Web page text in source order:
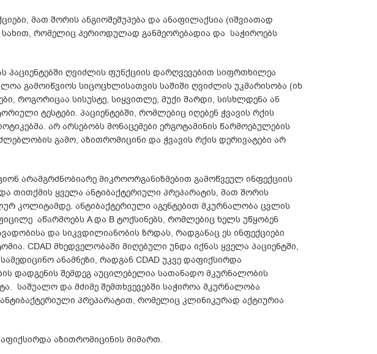
მათ შორის ანგიოშეშუპება და ანაფილაქსია (იშვიათად
სახით, რომელიც პერიოდულად განმეორებადია და საჭიროებს
პაციენტებში ღვიძლის ფუნქციის დარღვევებით სიფრთხილეა
გამოიწვიოს სიცოცხლისათვის საშიში ღვიძლის უკმარისობა (იხ
როგორიცაა სისუსტე, სიყვითლე, მუქი შარდი, სისხლდენა ან
ტესტები. პაციენტებში, რომლებიც იღებენ ჭვავის რქის
არ არსებობს მონაცემები ერგოტამინის წარმოებულების
გამო, აზითრომიცინი და ჭვავის რქის დერივატები არ
არამგრძნობიარე მიკროორგანიზმებით გამოწვეულ ინფექციის
თითქმის ყველა ანტიბაქტერიული პრეპარატის, მათ შორის
კოლიტამდე. ანტიბაქტერიული აგენტებით მკურნალობა ცვლის
აწარმოებს A და B ტოქსინებს, რომლებიც ხელს უწყობენ
და სიკვდილიანობის ზრდას, რადგანაც ეს ინფექციები
CDAD მხედველობაში მიღებული უნდა იქნას ყველა პაციენტში,
ანამნეზი, რადგან CDAD უკვე დაფიქსირდა
დადგენის შემდეგ აუცილებელია სათანადო მკურნალობის
საშუალო და მძიმე შემთხვევებში საჭიროა მკურნალობა
პრეპარატით, რომელიც კლინიკურად აქტიურია
აზითრომიცინის მიმართ.